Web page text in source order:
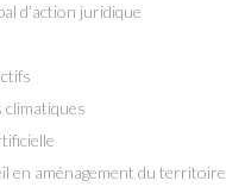
d’action juridique
climatiques
en aménagement du territoire